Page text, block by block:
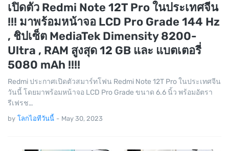
เปิดตัว Redmi Note 12T Pro ในประเทศจีน
!!! มาพร้อมหน้าจอ LCD Pro Grade 144 Hz
, ชิปเซ็ต MediaTek Dimensity 8200-
Ultra , RAM สูงสุด 12 GB และ แบตเตอรี่
5080 mAh !!!!
Redmi ประกาศเปิดตัวสมาร์ทโฟน Redmi Note 12T Pro ในประเทศจีน
วันนี้ โดยมาพร้อมหน้าจอ LCD Pro Grade ขนาด 6.6 นิ้ว พร้อมอัตรา
รีเฟรช…
by โลกไอทีวันนี้ - May 30, 2023